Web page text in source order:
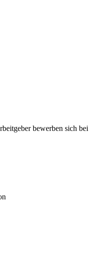
bewerben sich bei